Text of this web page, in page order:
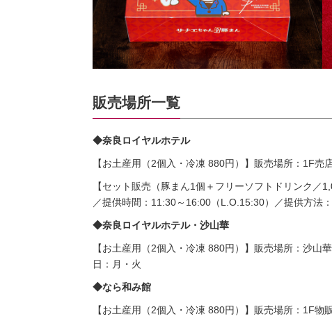
販売場所一覧
◆奈良ロイヤルホテル
【お土産用（2個入・冷凍 880円）】販売場所：1F
【セット販売（豚まん1個＋フリーソフトドリンク／
／提供時間：11:30～16:00（L.O.15:30）／提供方法
◆奈良ロイヤルホテル・沙山華
【お土産用（2個入・冷凍 880円）】販売場所：沙
日：月・火
◆なら和み館
【お土産用（2個入・冷凍 880円）】販売場所：1F